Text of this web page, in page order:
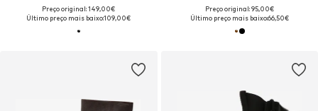
Preço original: 149,00€
Último preço mais baixo:109,00€
Preço original: 95,00€
Último preço mais baixo:66,50€